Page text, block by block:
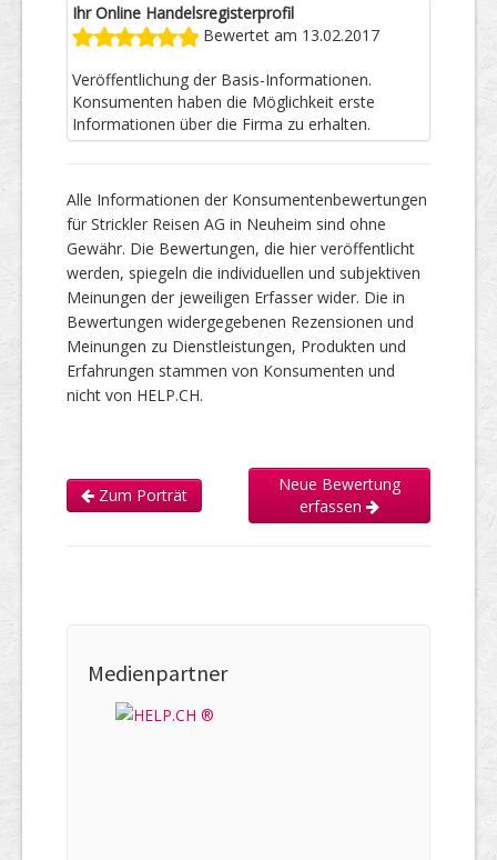
Ihr Online Handelsregisterprofil
Bewertet am 13.02.2017
Veröffentlichung der Basis-Informationen.
Konsumenten haben die Möglichkeit erste
Informationen über die Firma zu erhalten.
Alle Informationen der Konsumentenbewertungen
für Strickler Reisen AG in Neuheim sind ohne
Gewähr. Die Bewertungen, die hier veröffentlicht
werden, spiegeln die individuellen und subjektiven
Meinungen der jeweiligen Erfasser wider. Die in
Bewertungen widergegebenen Rezensionen und
Meinungen zu Dienstleistungen, Produkten und
Erfahrungen stammen von Konsumenten und
nicht von HELP.CH.
Zum Porträt
Neue Bewertung
erfassen
Medienpartner